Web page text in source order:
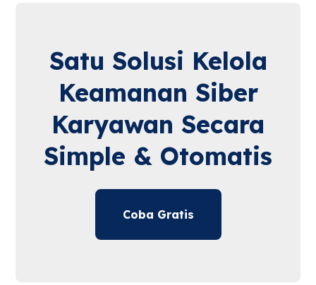
Satu Solusi Kelola
Keamanan Siber
Karyawan Secara
Simple & Otomatis
Coba Gratis